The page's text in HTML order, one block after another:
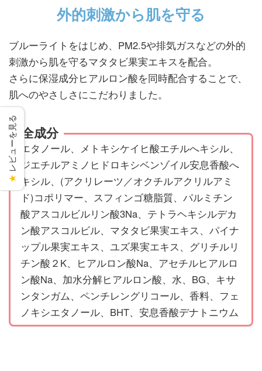
外的刺激から肌を守る
ブルーライトをはじめ、PM2.5や排気ガスなどの外的
刺激から肌を守るマタタビ果実エキスを配合。
さらに保湿成分ヒアルロン酸を同時配合することで、
肌へのやさしさにこだわりました。
全成分
エタノール、メトキシケイヒ酸エチルへキシル、
ジエチルアミノヒドロキシベンゾイル安息香酸へ
キシル、(アクリレーツ／オクチルアクリルアミ
ド)コポリマー、スフィンゴ糖脂質、パルミチン
酸アスコルビルリン酸3Na、テトラヘキシルデカ
ン酸アスコルビル、マタタビ果実エキス、パイナ
ップル果実エキス、ユズ果実エキス、グリチルリ
チン酸２K、ヒアルロン酸Na、アセチルヒアルロ
ン酸Na、加水分解ヒアルロン酸、水、BG、キサ
ンタンガム、ペンチレングリコール、香料、フェ
ノキシエタノール、BHT、安息香酸デナトニウム
★
レビューを見る